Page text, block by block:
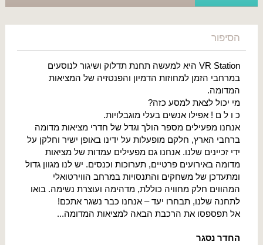
הסיפור
VR Station היא למעשה תחנת תדלוק ושיגור לנוסעים
במרחבי הזמן למחוזות הדמיון והפנטזיה של המציאות
המדומה.
מי יכול לצאת למסע כזה?
כ ו ל ם ! אפילו אנשים בעלי מוגבלויות.
אנחנו מפעילים מספר הולך וגדל של חדרי מציאות מדומה
ברחבי הארץ, חלקם מופעלות על ידינו באופן ישיר וחלקן על
ידי זכיינים שלנו. אנחנו גם מפעילים עמדות של מציאות
מדומה באירועים פרטיים, תערוכות וכנסים. יש לנו מגוון גדול
ומתעדכן של משחקים והתנסויות במרחב הווירטואלי
המהווים חלק מחוויה כוללת, מדהימה ועוצרת נשימה. בואו
לתחנה שלנו, תבחרו יעד – אנחנו כבר נשגר אתכם!
אל תפספסו את הרכבת הבאה למציאות המדומה...
החדר נסגר